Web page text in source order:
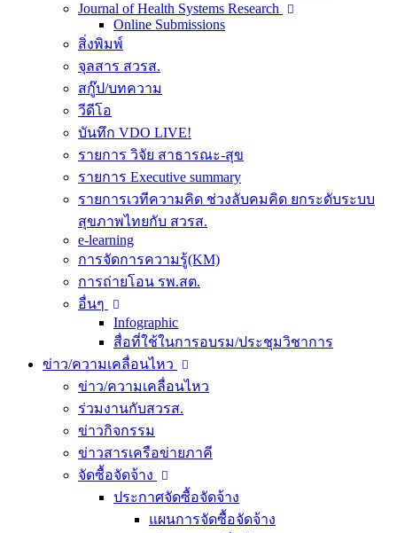
Journal of Health Systems Research
Online Submissions
สิ่งพิมพ์
จุลสาร สวรส.
สกู๊ป/บทความ
วีดีโอ
บันทึก VDO LIVE!
รายการ วิจัย สาธารณะ-สุข
รายการ Executive summary
รายการเวทีความคิด ช่วงลับคมคิด ยกระดับระบบ
สุขภาพไทยกับ สวรส.
e-learning
การจัดการความรู้(KM)
การถ่ายโอน รพ.สต.
อื่นๆ
Infographic
สื่อที่ใช้ในการอบรม/ประชุมวิชาการ
ข่าว/ความเคลื่อนไหว
ข่าว/ความเคลื่อนไหว
ร่วมงานกับสวรส.
ข่าวกิจกรรม
ข่าวสารเครือข่ายภาคี
จัดซื้อจัดจ้าง
ประกาศจัดซื้อจัดจ้าง
แผนการจัดซื้อจัดจ้าง